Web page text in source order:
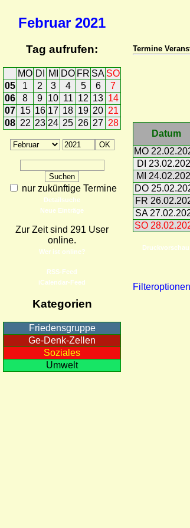
Februar 2021
Tag aufrufen:
MO DI MI DO FR SA SO
05
1 2 3 4 5 6
7
06
8 9 10 11 12 13 14
07 15 16 17 18 19 20 21
08 22 23 24 25 26 27 28
nur zukünftige Termine
Detailsuche
Neue Einträge
Zur Zeit sind 291 User
online.
Wer ist online?
RSS-Feed
iCalendar-Feed
Kategorien
Friedensgruppe
Ge-Denk-Zellen
Soziales
Umwelt
Termine
Datum
MO
DI
MI
DO
FR
SA
SO
Druckvorschau